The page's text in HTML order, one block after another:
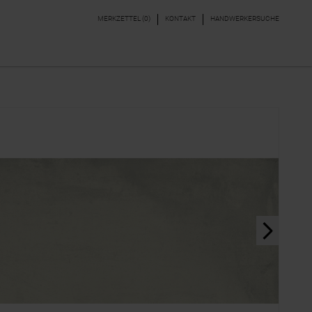
MERKZETTEL (0) KONTAKT HANDWERKERSUCHE
next